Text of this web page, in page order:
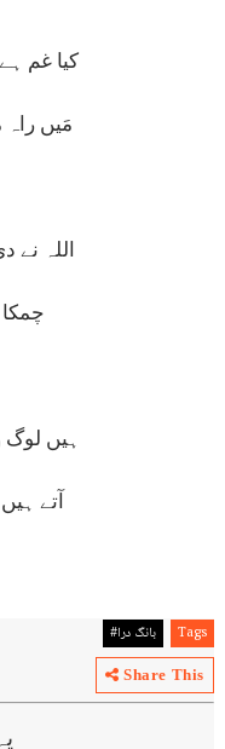
کیا غم
مَیں
اللہ
چمکا
ہیں
آتے
Tags بانگ درا#
Share This